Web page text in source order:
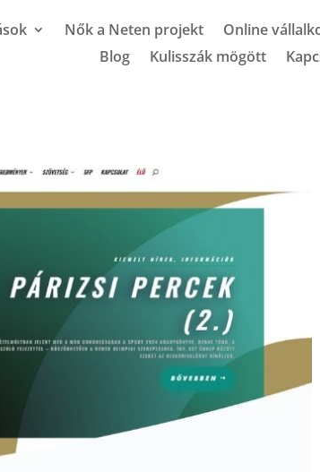
Nők a Neten projekt Online
Blog
Kulisszák mögött